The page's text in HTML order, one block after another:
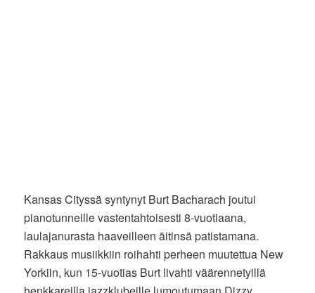
Kansas Cityssä syntynyt Burt Bacharach joutui
pianotunneille vastentahtoisesti 8-vuotiaana,
laulajanurasta haaveilleen äitinsä patistamana.
Rakkaus musiikkiin roihahti perheen muutettua New
Yorkiin, kun 15-vuotias Burt livahti väärennetyillä